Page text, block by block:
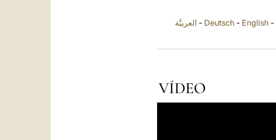
العربيَّة - Deutsch- English-
VÍDEO